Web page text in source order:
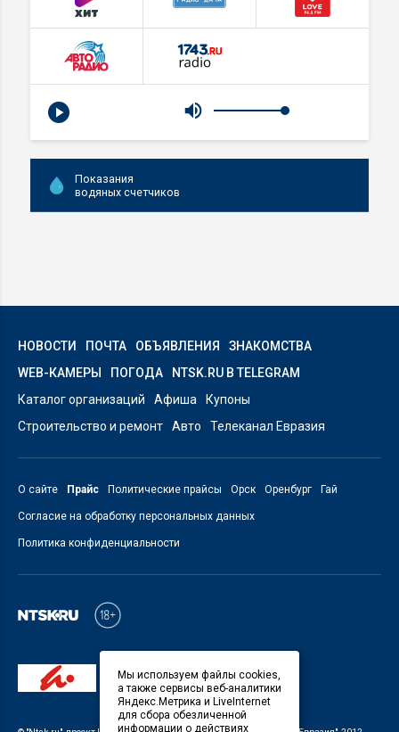
Показания
водяных счетчиков
НОВОСТИ ПОЧТА ОБЪЯВЛЕНИЯ
ЗНАКОМСТВА
WEB-КАМЕРЫ
ПОГОДА
NTSK.RU В TELEGRAM
Каталог организаций
Афиша
Купоны
Строительство и ремонт
Авто Телеканал Евразия
О сайте Прайс Политические прайсы Орск Оренбург Гай
Согласие на обработку персональных данных
Политика конфиденциальности
Мы используем файлы cookies,
а также сервисы веб-аналитики
Яндекс.Метрика и LiveInternet
для сбора обезличенной
информации о действиях